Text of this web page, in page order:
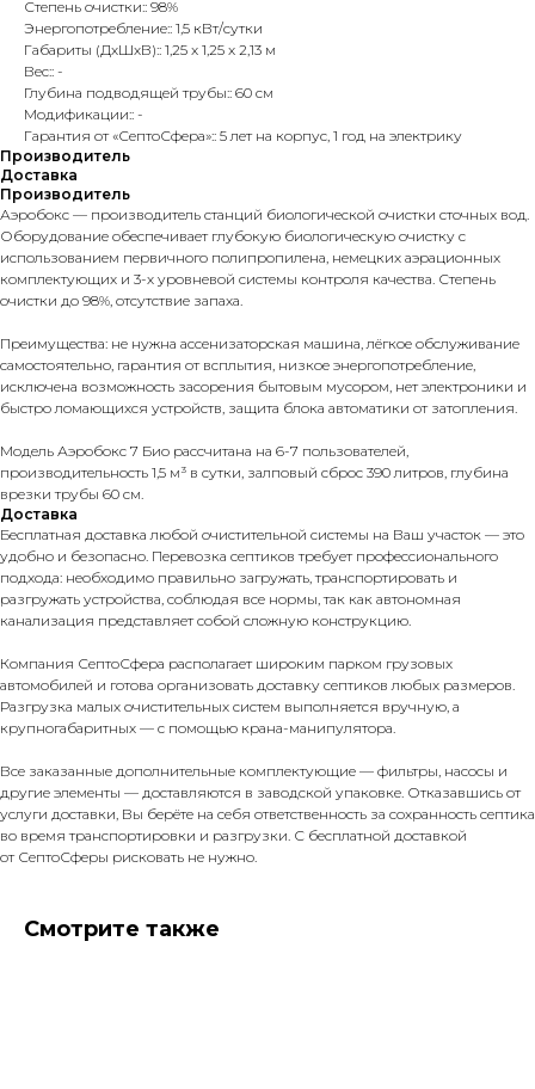
Степень очистки:: 98%
Энергопотребление:: 1,5 кВт/сутки
Габариты (ДхШхВ):: 1,25 x 1,25 x 2,13 м
Вес:: -
Глубина подводящей трубы:: 60 см
Модификации:: -
Гарантия от «СептоСфера»:: 5 лет на корпус, 1 год на электрику
Производитель
Доставка
Производитель
Аэробокс — производитель станций биологической очистки сточных вод.
Оборудование обеспечивает глубокую биологическую очистку с
использованием первичного полипропилена, немецких аэрационных
комплектующих и 3-х уровневой системы контроля качества. Степень
очистки до 98%, отсутствие запаха.
Преимущества: не нужна ассенизаторская машина, лёгкое обслуживание
самостоятельно, гарантия от всплытия, низкое энергопотребление,
исключена возможность засорения бытовым мусором, нет электроники и
быстро ломающихся устройств, защита блока автоматики от затопления.
Модель Аэробокс 7 Био рассчитана на 6-7 пользователей,
производительность 1,5 м³ в сутки, залповый сброс 390 литров, глубина
врезки трубы 60 см.
Доставка
Бесплатная доставка любой очистительной системы на Ваш участок — это
удобно и безопасно. Перевозка септиков требует профессионального
подхода: необходимо правильно загружать, транспортировать и
разгружать устройства, соблюдая все нормы, так как автономная
канализация представляет собой сложную конструкцию.
Компания СептоСфера располагает широким парком грузовых
автомобилей и готова организовать доставку септиков любых размеров.
Разгрузка малых очистительных систем выполняется вручную, а
крупногабаритных — с помощью крана-манипулятора.
Все заказанные дополнительные комплектующие — фильтры, насосы и
другие элементы — доставляются в заводской упаковке. Отказавшись от
услуги доставки, Вы берёте на себя ответственность за сохранность септика
во время транспортировки и разгрузки. С бесплатной доставкой
от СептоСферы рисковать не нужно.
Смотрите также